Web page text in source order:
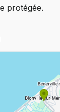
protégée.